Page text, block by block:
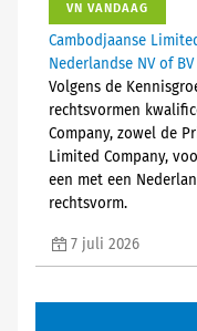
VN VANDAAG
Cambodjaanse
Nederlandse NV of BV
Volgens de
rechtsvormen
Company, zowel de
Limited Company,
een met een
rechtsvorm.
7 juli 2026